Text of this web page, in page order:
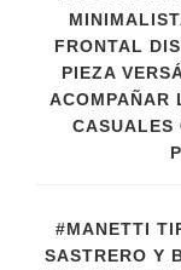
FRONTAL
PIEZA
ACOMPAÑAR
CASUALES
#MANETTI
SASTRERO Y